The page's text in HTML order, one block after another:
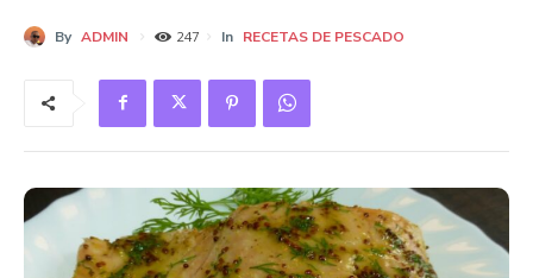
By ADMIN 247 In RECETAS DE PESCADO